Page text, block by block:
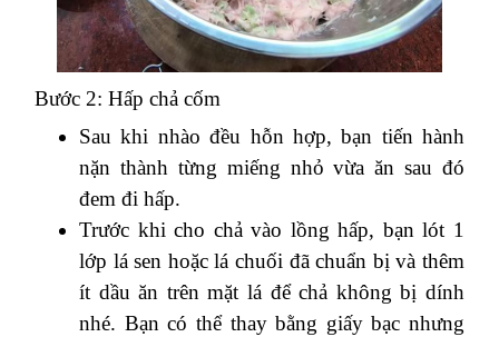
Bước 2: Hấp chả cốm
Sau khi nhào đều hỗn hợp, bạn tiến hành
nặn thành từng miếng nhỏ vừa ăn sau đó
đem đi hấp.
Trước khi cho chả vào lồng hấp, bạn lót 1
lớp lá sen hoặc lá chuối đã chuẩn bị và thêm
ít dầu ăn trên mặt lá để chả không bị dính
nhé. Bạn có thể thay bằng giấy bạc nhưng